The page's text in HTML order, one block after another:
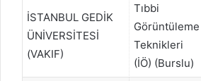
İSTANBUL GEDİK
ÜNİVERSİTESİ
(VAKIF)
Tıbbi
Görüntüleme
Teknikleri
(İÖ) (Burslu)